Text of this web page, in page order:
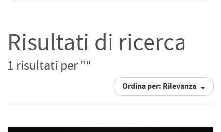
Risultati di ricerca
1 risultati per ""
Ordina per: Rilevanza